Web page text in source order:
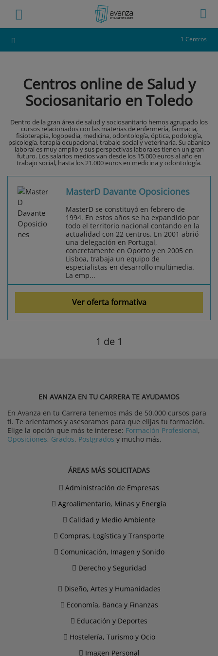
1 Centros
Centros online de Salud y
Sociosanitario en Toledo
Dentro de la gran área de salud y sociosanitario hemos agrupado los
cursos relacionados con las materias de enfermería, farmacia,
fisioterapia, logopedia, medicina, odontología, óptica, podología,
psicología, terapia ocupacional, trabajo social y veterinaria. Su abanico
laboral es muy amplio y sus perspectivas laborales tienen un gran
futuro. Los salarios medios van desde los 15.000 euros al año en
trabajo social, hasta los 21.000 euros en medicina y odontología.
MasterD Davante Oposiciones
MasterD se constituyó en febrero de
1994. En estos años se ha expandido por
todo el territorio nacional contando en la
actualidad con 22 centros. En 2001 abrió
una delegación en Portugal,
concretamente en Oporto y en 2005 en
Lisboa, trabaja un equipo de
especialistas en desarrollo multimedia.
La emp...
Ver oferta formativa
1 de 1
EN AVANZA EN TU CARRERA TE AYUDAMOS
En Avanza en tu Carrera tenemos más de 50.000 cursos para
ti. Te orientamos y asesoramos para que elijas tu formación.
Elige la opción que más te interese: Formación Profesional,
Oposiciones, Grados, Postgrados y mucho más.
ÁREAS MÁS SOLICITADAS
Administración de Empresas
Agroalimentario, Minas y Energía
Calidad y Medio Ambiente
Compras, Logística y Transporte
Comunicación, Imagen y Sonido
Derecho y Seguridad
Diseño, Artes y Humanidades
Economía, Banca y Finanzas
Educación y Deportes
Hostelería, Turismo y Ocio
Imagen Personal